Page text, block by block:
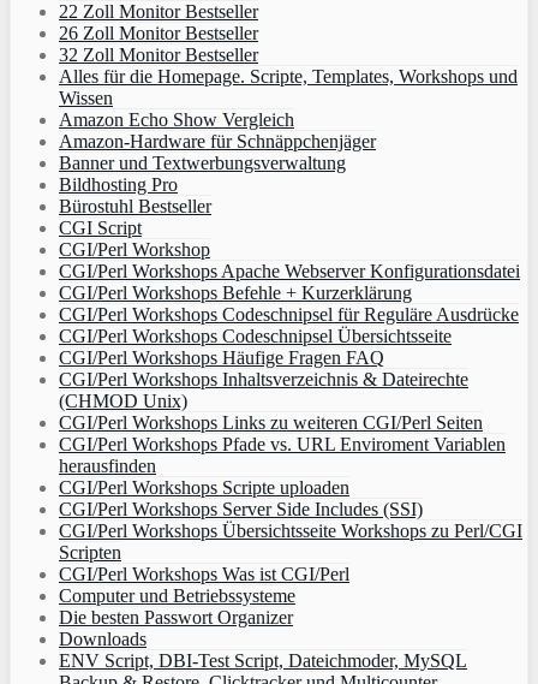
22 Zoll Monitor Bestseller
26 Zoll Monitor Bestseller
32 Zoll Monitor Bestseller
Alles für die Homepage. Scripte, Templates, Workshops und
Wissen
Amazon Echo Show Vergleich
Amazon-Hardware für Schnäppchenjäger
Banner und Textwerbungsverwaltung
Bildhosting Pro
Bürostuhl Bestseller
CGI Script
CGI/Perl Workshop
CGI/Perl Workshops Apache Webserver Konfigurationsdatei
CGI/Perl Workshops Befehle + Kurzerklärung
CGI/Perl Workshops Codeschnipsel für Reguläre Ausdrücke
CGI/Perl Workshops Codeschnipsel Übersichtsseite
CGI/Perl Workshops Häufige Fragen FAQ
CGI/Perl Workshops Inhaltsverzeichnis & Dateirechte
(CHMOD Unix)
CGI/Perl Workshops Links zu weiteren CGI/Perl Seiten
CGI/Perl Workshops Pfade vs. URL Enviroment Variablen
herausfinden
CGI/Perl Workshops Scripte uploaden
CGI/Perl Workshops Server Side Includes (SSI)
CGI/Perl Workshops Übersichtsseite Workshops zu Perl/CGI
Scripten
CGI/Perl Workshops Was ist CGI/Perl
Computer und Betriebssysteme
Die besten Passwort Organizer
Downloads
ENV Script, DBI-Test Script, Dateichmoder, MySQL